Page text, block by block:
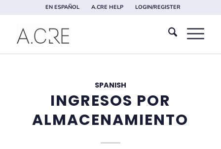
EN ESPAÑOL A.CRE HELP LOGIN/REGISTER
SPANISH
INGRESOS POR
ALMACENAMIENTO